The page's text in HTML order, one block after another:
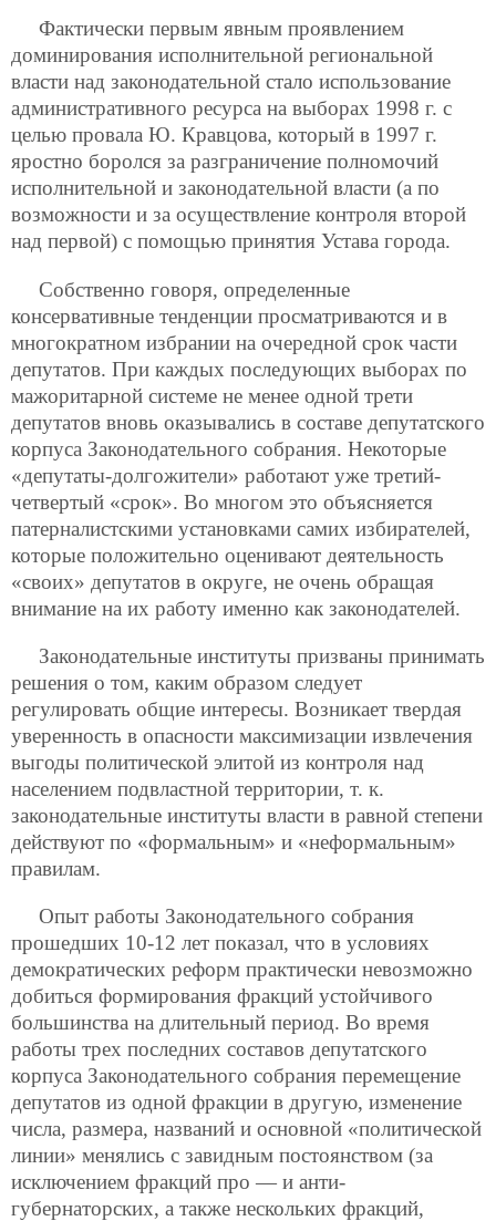
Фактически первым явным проявлением
доминирования исполнительной региональной
власти над законодательной стало использование
административного ресурса на выборах 1998 г. с
целью провала Ю. Кравцова, который в 1997 г.
яростно боролся за разграничение полномочий
исполнительной и законодательной власти (а по
возможности и за осуществление контроля второй
над первой) с помощью принятия Устава города.
Собственно говоря, определенные
консервативные тенденции просматриваются и в
многократном избрании на очередной срок части
депутатов. При каждых последующих выборах по
мажоритарной системе не менее одной трети
депутатов вновь оказывались в составе депутатского
корпуса Законодательного собрания. Некоторые
«депутаты-долгожители» работают уже третий-
четвертый «срок». Во многом это объясняется
патерналистскими установками самих избирателей,
которые положительно оценивают деятельность
«своих» депутатов в округе, не очень обращая
внимание на их работу именно как законодателей.
Законодательные институты призваны принимать
решения о том, каким образом следует
регулировать общие интересы. Возникает твердая
уверенность в опасности максимизации извлечения
выгоды политической элитой из контроля над
населением подвластной территории, т. к.
законодательные институты власти в равной степени
действуют по «формальным» и «неформальным»
правилам.
Опыт работы Законодательного собрания
прошедших 10-12 лет показал, что в условиях
демократических реформ практически невозможно
добиться формирования фракций устойчивого
большинства на длительный период. Во время
работы трех последних составов депутатского
корпуса Законодательного собрания перемещение
депутатов из одной фракции в другую, изменение
числа, размера, названий и основной «политической
линии» менялись с завидным постоянством (за
исключением фракций про — и анти-
губернаторских, а также нескольких фракций,